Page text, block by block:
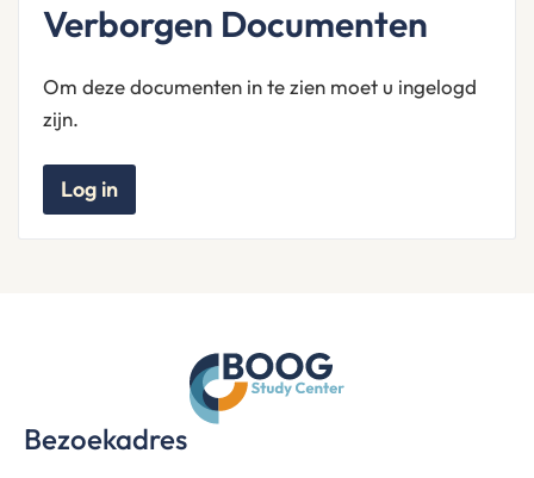
Verborgen Documenten
Om deze documenten in te zien moet u ingelogd
zijn.
Log in
Bezoekadres